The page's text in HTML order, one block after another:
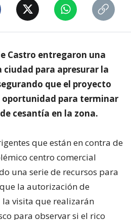
Castro entregaron una
para apresurar la
que el proyecto
oportunidad para terminar
cesantía en la zona.
que están en contra de
centro comercial
una serie de recursos para
la autorización de
visita que realizarán
para observar si el rico